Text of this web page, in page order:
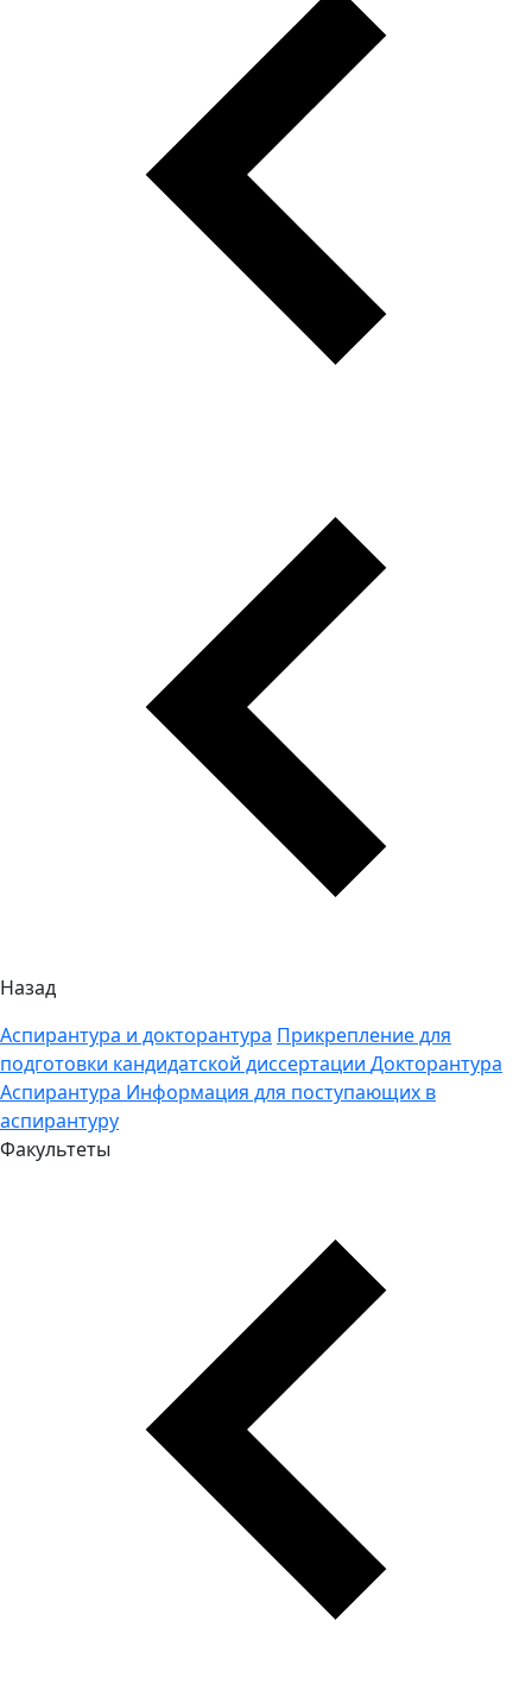
Назад
Аспирантура и докторантура Прикрепление для
подготовки кандидатской диссертации Докторантура
Аспирантура Информация для поступающих в
аспирантуру
Факультеты